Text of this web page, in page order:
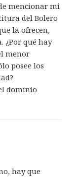
mencionar mi
del Bolero
la ofrecen,
¿Por qué hay
menor
posee los
dominio
hay que